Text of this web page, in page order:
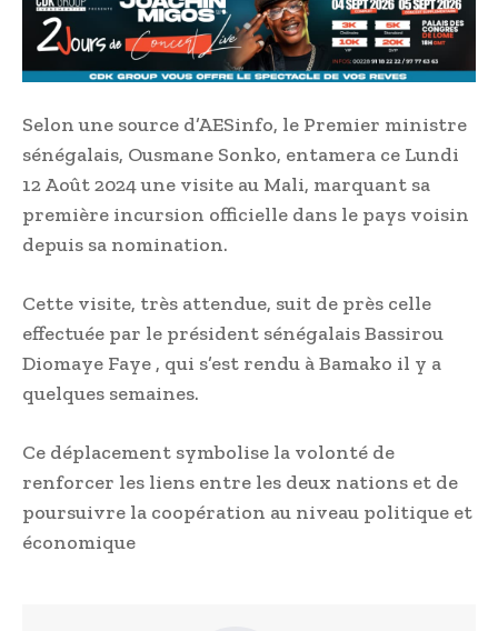
Selon une source d’AESinfo, le Premier ministre
sénégalais, Ousmane Sonko, entamera ce Lundi
12 Août 2024 une visite au Mali, marquant sa
première incursion officielle dans le pays voisin
depuis sa nomination.
Cette visite, très attendue, suit de près celle
effectuée par le président sénégalais Bassirou
Diomaye Faye , qui s’est rendu à Bamako il y a
quelques semaines.
Ce déplacement symbolise la volonté de
renforcer les liens entre les deux nations et de
poursuivre la coopération au niveau politique et
économique